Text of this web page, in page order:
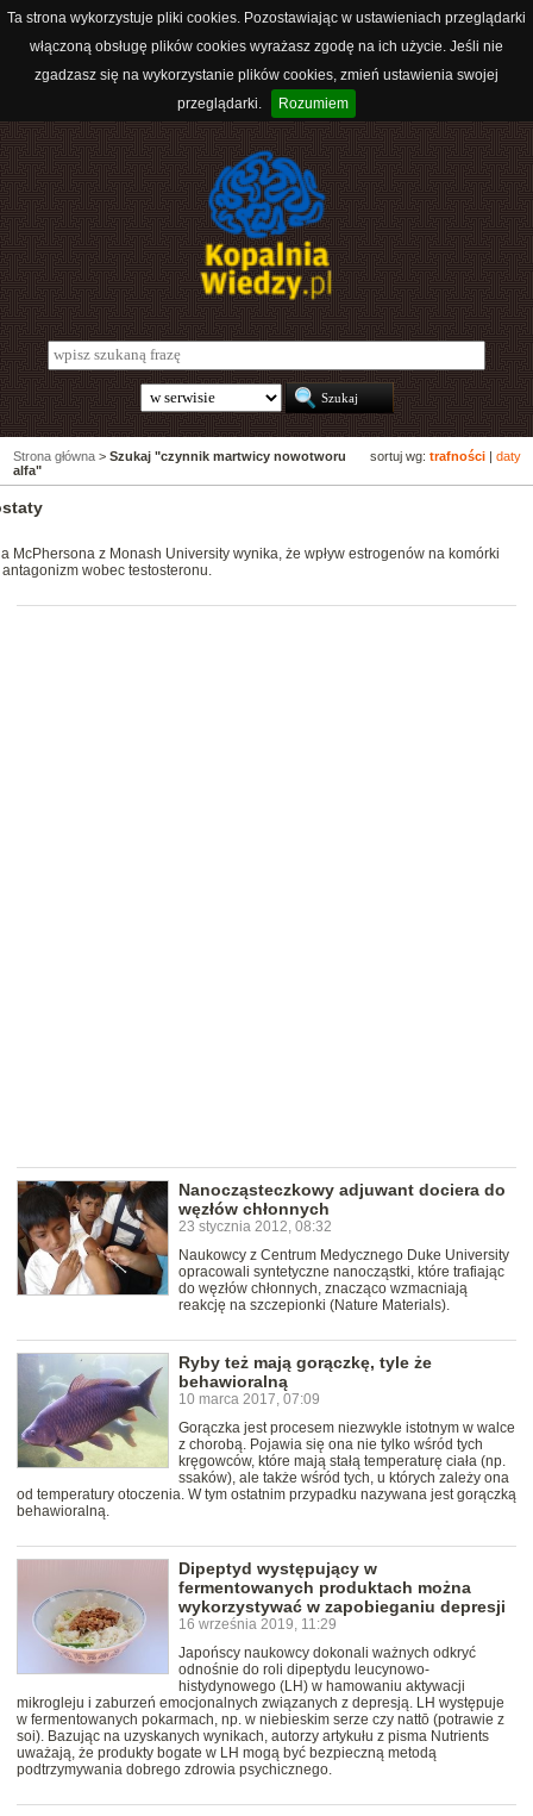
Ta strona wykorzystuje pliki cookies. Pozostawiając w ustawieniach przeglądarki
włączoną obsługę plików cookies wyrażasz zgodę na ich użycie. Jeśli nie
zgadzasz się na wykorzystanie plików cookies, zmień ustawienia swojej
przeglądarki.
Rozumiem
sortuj wg: trafności daty
Strona główna > Szukaj "czynnik martwicy nowotworu
alfa"
McPhersona z Monash University wynika, że wpływ estrogenów na komórki
wobec testosteronu.
Nanocząsteczkowy adjuwant dociera do
węzłów chłonnych
23 stycznia 2012, 08:32
Naukowcy z Centrum Medycznego Duke University
opracowali syntetyczne nanocząstki, które trafiając
do węzłów chłonnych, znacząco wzmacniają
reakcję na szczepionki (Nature Materials).
Ryby też mają gorączkę, tyle że
behawioralną
10 marca 2017, 07:09
Gorączka jest procesem niezwykle istotnym w walce
z chorobą. Pojawia się ona nie tylko wśród tych
kręgowców, które mają stałą temperaturę ciała (np.
ssaków), ale także wśród tych, u których zależy ona
od temperatury otoczenia. W tym ostatnim przypadku nazywana jest gorączką
behawioralną.
Dipeptyd występujący w
fermentowanych produktach można
wykorzystywać w zapobieganiu depresji
16 września 2019, 11:29
Japońscy naukowcy dokonali ważnych odkryć
odnośnie do roli dipeptydu leucynowo-
histydynowego (LH) w hamowaniu aktywacji
mikrogleju i zaburzeń emocjonalnych związanych z depresją. LH występuje
w fermentowanych pokarmach, np. w niebieskim serze czy nattō (potrawie z
soi). Bazując na uzyskanych wynikach, autorzy artykułu z pisma Nutrients
uważają, że produkty bogate w LH mogą być bezpieczną metodą
podtrzymywania dobrego zdrowia psychicznego.